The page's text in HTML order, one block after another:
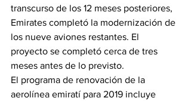
transcurso de los 12 meses posteriores,
Emirates completó la modernización de
los nueve aviones restantes. El
proyecto se completó cerca de tres
meses antes de lo previsto.
El programa de renovación de la
aerolínea emiratí para 2019 incluye